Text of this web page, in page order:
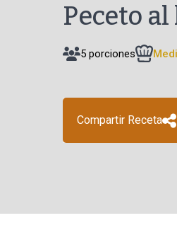
Peceto
5 porciones
Compartir Receta